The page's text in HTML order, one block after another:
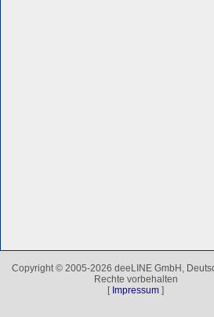
Copyright © 2005-2026 deeLINE GmbH,
Rechte vorbehalten
[ Impressum ]